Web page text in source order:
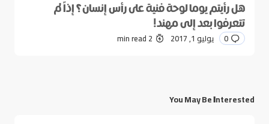
هل رأيتم يوما لوحة فنية على رأس إنسان؟ إذاً لم
تتعرفوا بعد إلى مهند!
0 يوليو 1, 2017 2 min read
You May Be Interested